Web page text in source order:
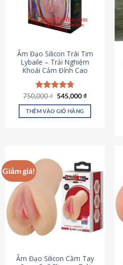
Âm Đạo Silicon Trái Tim
Lybaile – Trải Nghiệm
Khoái Cảm Đỉnh Cao
Được xếp
hạng4.70
5 sao
750,000₫ Giá
là:
750,000 ₫.
545,000₫Giá
tại
545,000 ₫.
THÊM VÀO GIỎ HÀNG
Giảm giá!
Âm Đạo Silicon Cầm Tay